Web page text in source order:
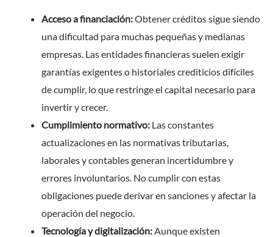
Acceso a financiación:Obtener créditos sigue siendo
una dificultad para muchas pequeñas y medianas
empresas. Las entidades financieras suelen exigir
garantías exigentes o historiales crediticios difíciles
de cumplir, lo que restringe el capital necesario para
invertir y crecer.
Cumplimiento normativo: Las constantes
actualizaciones en las normativas tributarias,
laborales y contables generan incertidumbre y
errores involuntarios. No cumplir con estas
obligaciones puede derivar en sanciones y afectar la
operación del negocio.
Tecnología y digitalización:Aunque existen